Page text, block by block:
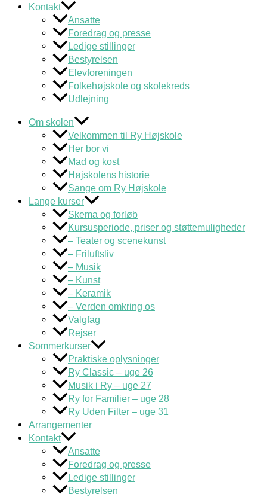
Kontakt
Ansatte
Foredrag og presse
Ledige stillinger
Bestyrelsen
Elevforeningen
Folkehøjskole og skolekreds
Udlejning
Om skolen
Velkommen til Ry Højskole
Her bor vi
Mad og kost
Højskolens historie
Sange om Ry Højskole
Lange kurser
Skema og forløb
Kursusperiode, priser og støttemuligheder
– Teater og scenekunst
– Friluftsliv
– Musik
– Kunst
– Keramik
– Verden omkring os
Valgfag
Rejser
Sommerkurser
Praktiske oplysninger
Ry Classic – uge 26
Musik i Ry – uge 27
Ry for Familier – uge 28
Ry Uden Filter – uge 31
Arrangementer
Kontakt
Ansatte
Foredrag og presse
Ledige stillinger
Bestyrelsen